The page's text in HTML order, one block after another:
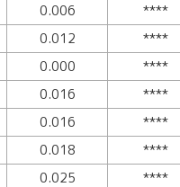
0.006 ****
0.012 ****
0.000 ****
0.016 ****
0.016 ****
0.018 ****
0.025 ****